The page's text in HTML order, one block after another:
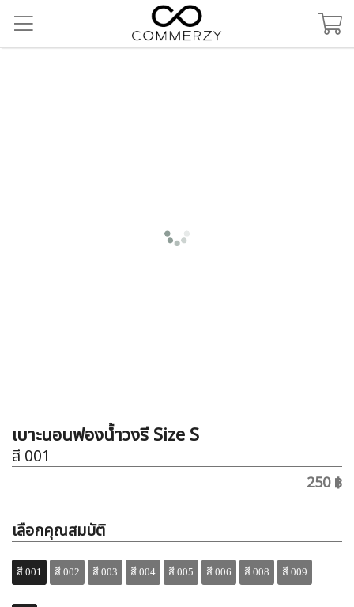
เบาะนอนฟองน้ำวงรี Size S
สี 001
250 ฿
เลือกคุณสมบัติ
สี 001 สี 002 สี 003 สี 004 สี 005 สี 006 สี 008 สี 009